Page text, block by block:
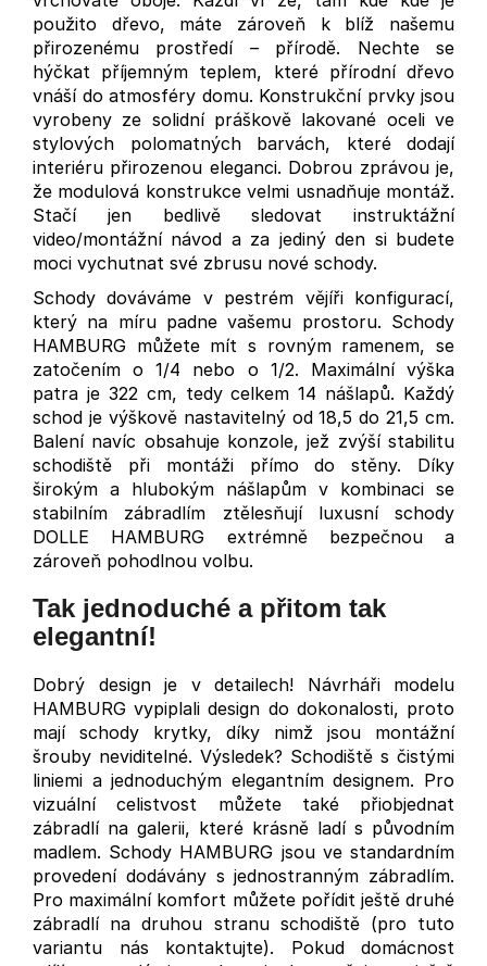
použito dřevo, máte zároveň k blíž našemu
přirozenému prostředí – přírodě. Nechte se
hýčkat příjemným teplem, které přírodní dřevo
vnáší do atmosféry domu. Konstrukční prvky jsou
vyrobeny ze solidní práškově lakované oceli ve
stylových polomatných barvách, které dodají
interiéru přirozenou eleganci. Dobrou zprávou je,
že modulová konstrukce velmi usnadňuje montáž.
Stačí jen bedlivě sledovat instruktážní
video/montážní návod a za jediný den si budete
moci vychutnat své zbrusu nové schody.
Schody dováváme v pestrém vějíři konfigurací,
který na míru padne vašemu prostoru. Schody
HAMBURG můžete mít s rovným ramenem, se
zatočením o 1/4 nebo o 1/2. Maximální výška
patra je 322 cm, tedy celkem 14 nášlapů. Každý
schod je výškově nastavitelný od 18,5 do 21,5 cm.
Balení navíc obsahuje konzole, jež zvýší stabilitu
schodiště při montáži přímo do stěny. Díky
širokým a hlubokým nášlapům v kombinaci se
stabilním zábradlím ztělesňují luxusní schody
DOLLE HAMBURG extrémně bezpečnou a
zároveň pohodlnou volbu.
Tak jednoduché a přitom tak
elegantní!
Dobrý design je v detailech! Návrháři modelu
HAMBURG vypiplali design do dokonalosti, proto
mají schody krytky, díky nimž jsou montážní
šrouby neviditelné. Výsledek? Schodiště s čistými
liniemi a jednoduchým elegantním designem. Pro
vizuální celistvost můžete také přiobjednat
zábradlí na galerii, které krásně ladí s původním
madlem. Schody HAMBURG jsou ve standardním
provedení dodávány s jednostranným zábradlím.
Pro maximální komfort můžete pořídit ještě druhé
zábradlí na druhou stranu schodiště (pro tuto
variantu nás kontaktujte). Pokud domácnost